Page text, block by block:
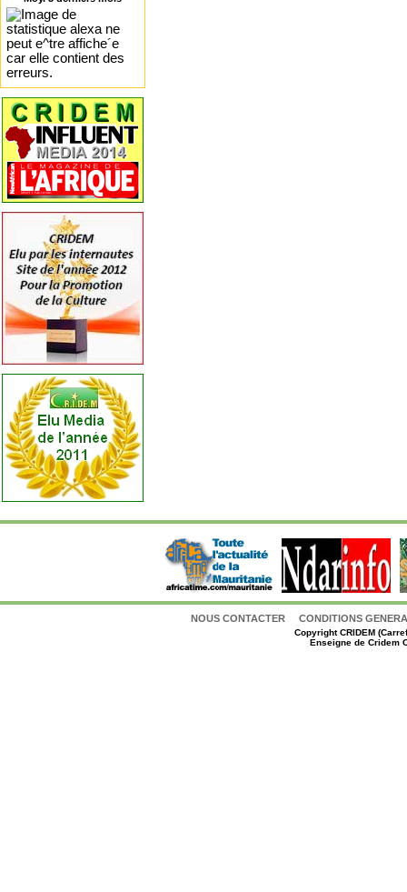
NOUS CONTACTER CONDITIONS
CopyrightCRIDEM
Enseigne de Cridem